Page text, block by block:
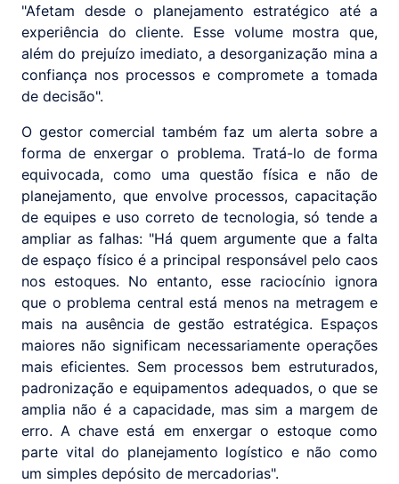
"Afetam desde o planejamento estratégico até a
experiência do cliente. Esse volume mostra que,
além do prejuízo imediato, a desorganização mina a
confiança nos processos e compromete a tomada
de decisão".
O gestor comercial também faz um alerta sobre a
forma de enxergar o problema. Tratá-lo de forma
equivocada, como uma questão física e não de
planejamento, que envolve processos, capacitação
de equipes e uso correto de tecnologia, só tende a
ampliar as falhas: "Há quem argumente que a falta
de espaço físico é a principal responsável pelo caos
nos estoques. No entanto, esse raciocínio ignora
que o problema central está menos na metragem e
mais na ausência de gestão estratégica. Espaços
maiores não significam necessariamente operações
mais eficientes. Sem processos bem estruturados,
padronização e equipamentos adequados, o que se
amplia não é a capacidade, mas sim a margem de
erro. A chave está em enxergar o estoque como
parte vital do planejamento logístico e não como
um simples depósito de mercadorias".